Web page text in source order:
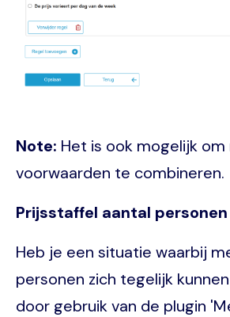
Note: Het is ook mogelijk
voorwaarden te combineren.
Prijsstaffel aantal personen
Heb je een situatie waarbij
personen zich tegelijk
door gebruik van de plugin